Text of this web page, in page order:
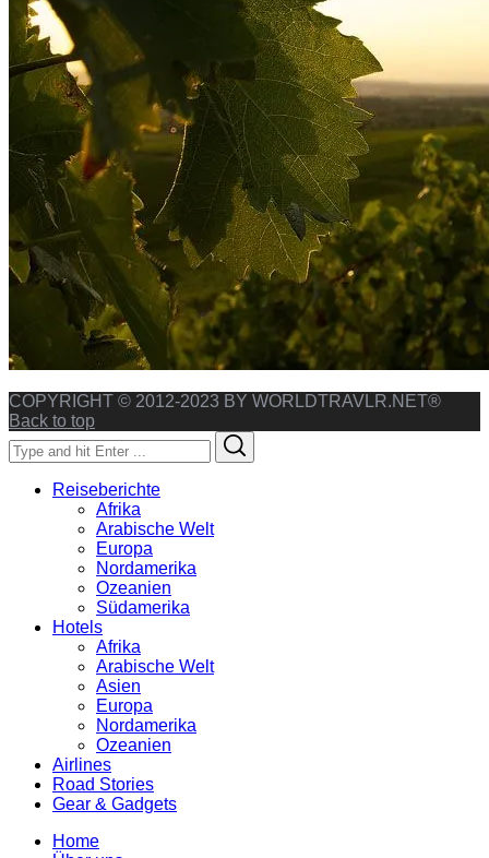
COPYRIGHT © 2012-2023 BY WORLDTRAVLR.NET®
Back to top
Search
for:
Reiseberichte
Afrika
Arabische Welt
Europa
Nordamerika
Ozeanien
Südamerika
Hotels
Afrika
Arabische Welt
Asien
Europa
Nordamerika
Ozeanien
Airlines
Road Stories
Gear & Gadgets
Home